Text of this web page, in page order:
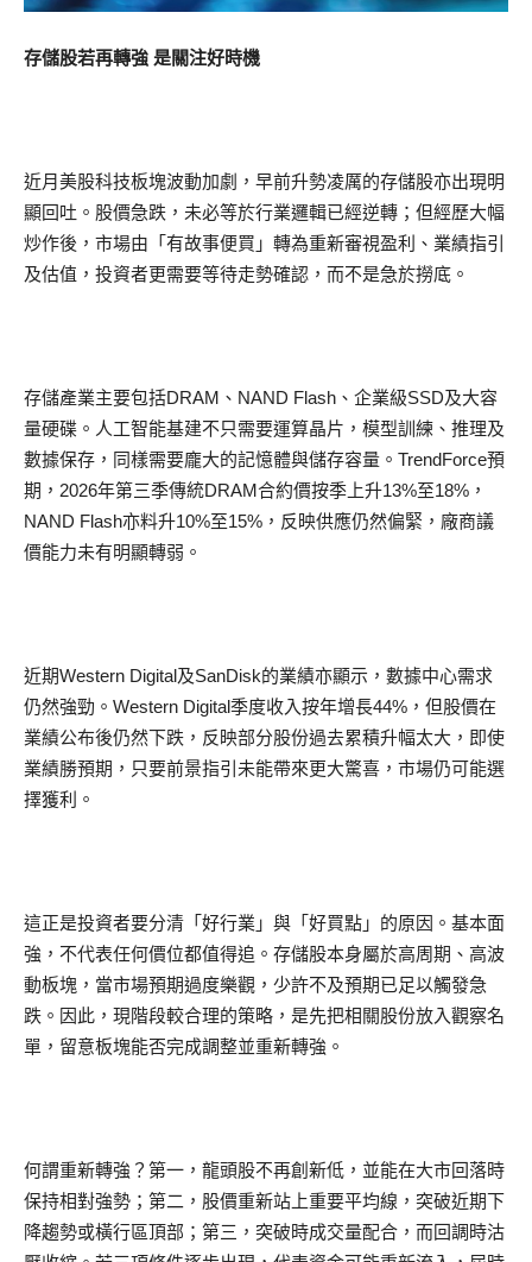
存儲股若再轉強 是關注好時機
近月美股科技板塊波動加劇，早前升勢凌厲的存儲股亦出現明
顯回吐。股價急跌，未必等於行業邏輯已經逆轉；但經歷大幅
炒作後，市場由「有故事便買」轉為重新審視盈利、業績指引
及估值，投資者更需要等待走勢確認，而不是急於撈底。
存儲產業主要包括DRAM、NAND Flash、企業級SSD及大容
量硬碟。人工智能基建不只需要運算晶片，模型訓練、推理及
數據保存，同樣需要龐大的記憶體與儲存容量。TrendForce預
期，2026年第三季傳統DRAM合約價按季上升13%至18%，
NAND Flash亦料升10%至15%，反映供應仍然偏緊，廠商議
價能力未有明顯轉弱。
近期Western Digital及SanDisk的業績亦顯示，數據中心需求
仍然強勁。Western Digital季度收入按年增長44%，但股價在
業績公布後仍然下跌，反映部分股份過去累積升幅太大，即使
業績勝預期，只要前景指引未能帶來更大驚喜，市場仍可能選
擇獲利。
這正是投資者要分清「好行業」與「好買點」的原因。基本面
強，不代表任何價位都值得追。存儲股本身屬於高周期、高波
動板塊，當市場預期過度樂觀，少許不及預期已足以觸發急
跌。因此，現階段較合理的策略，是先把相關股份放入觀察名
單，留意板塊能否完成調整並重新轉強。
何謂重新轉強？第一，龍頭股不再創新低，並能在大市回落時
保持相對強勢；第二，股價重新站上重要平均線，突破近期下
降趨勢或橫行區頂部；第三，突破時成交量配合，而回調時沽